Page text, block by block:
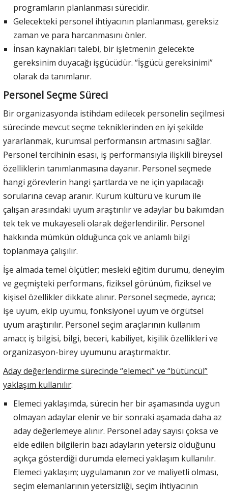
programların planlanması sürecidir.
Gelecekteki personel ihtiyacının planlanması, gereksiz
zaman ve para harcanmasını önler.
İnsan kaynakları talebi, bir işletmenin gelecekte
gereksinim duyacağı işgücüdür. “İşgücü gereksinimi”
olarak da tanımlanır.
Personel Seçme Süreci
Bir organizasyonda istihdam edilecek personelin seçilmesi
sürecinde mevcut seçme tekniklerinden en iyi şekilde
yararlanmak, kurumsal performansın artmasını sağlar.
Personel tercihinin esası, iş performansıyla ilişkili bireysel
özelliklerin tanımlanmasına dayanır. Personel seçmede
hangi görevlerin hangi şartlarda ve ne için yapılacağı
sorularına cevap aranır. Kurum kültürü ve kurum ile
çalışan arasındaki uyum araştırılır ve adaylar bu bakımdan
tek tek ve mukayeseli olarak değerlendirilir. Personel
hakkında mümkün olduğunca çok ve anlamlı bilgi
toplanmaya çalışılır.
İşe almada temel ölçütler; mesleki eğitim durumu, deneyim
ve geçmişteki performans, fiziksel görünüm, fiziksel ve
kişisel özellikler dikkate alınır. Personel seçmede, ayrıca;
işe uyum, ekip uyumu, fonksiyonel uyum ve örgütsel
uyum araştırılır. Personel seçim araçlarının kullanım
amacı; iş bilgisi, bilgi, beceri, kabiliyet, kişilik özellikleri ve
organizasyon-birey uyumunu araştırmaktır.
Aday değerlendirme sürecinde “elemeci” ve “bütüncül”
yaklaşım kullanılır:
Elemeci yaklaşımda, sürecin her bir aşamasında uygun
olmayan adaylar elenir ve bir sonraki aşamada daha az
aday değerlemeye alınır. Personel aday sayısı çoksa ve
elde edilen bilgilerin bazı adayların yetersiz olduğunu
açıkça gösterdiği durumda elemeci yaklaşım kullanılır.
Elemeci yaklaşım; uygulamanın zor ve maliyetli olması,
seçim elemanlarının yetersizliği, seçim ihtiyacının